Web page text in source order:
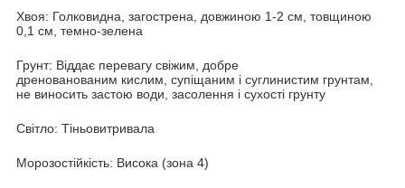
Хвоя: Голковидна, загострена, довжиною 1-2 см, товщиною
0,1 см, темно-зелена
Грунт: Віддає перевагу свіжим, добре
дренованованим кислим, супіщаним і суглинистим грунтам,
не виносить застою води, засолення і сухості грунту
Світло: Тіньовитривала
Морозостійкість: Висока (зона 4)